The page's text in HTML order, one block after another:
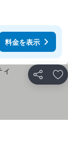
料金を表示
シェア お